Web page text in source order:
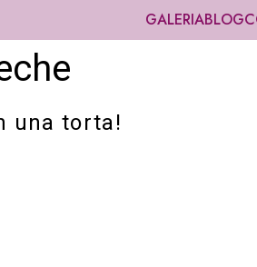
GALERIABLOG
una torta!